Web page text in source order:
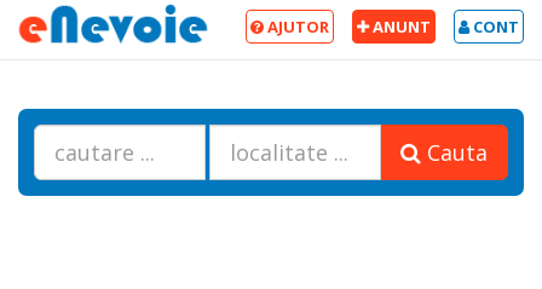
CONT
ANUNT
AJUTOR
Cauta